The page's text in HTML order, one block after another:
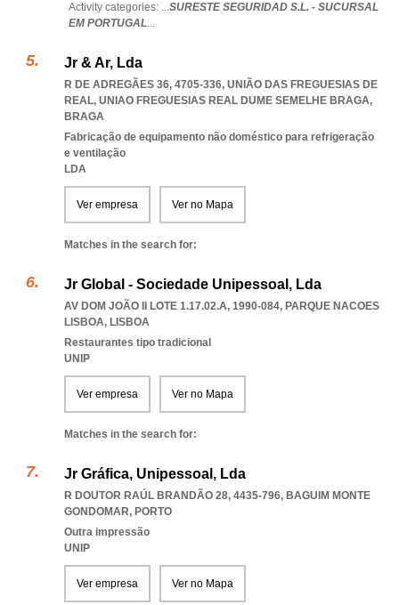
Activity categories: ...SURESTE SEGURIDAD S.L. - SUCURSAL
EM PORTUGAL...
Jr & Ar, Lda
R DE ADREGÃES 36, 4705-336, UNIÃO DAS FREGUESIAS DE
REAL, UNIAO FREGUESIAS REAL DUME SEMELHE BRAGA,
BRAGA
Fabricação de equipamento não doméstico para refrigeração
e ventilação
LDA
Ver empresa Ver no Mapa
Matches in the search for:
Jr Global - Sociedade Unipessoal, Lda
AV DOM JOÃO II LOTE 1.17.02.A, 1990-084, PARQUE NACOES
LISBOA, LISBOA
Restaurantes tipo tradicional
UNIP
Ver empresa Ver no Mapa
Matches in the search for:
Jr Gráfica, Unipessoal, Lda
R DOUTOR RAÚL BRANDÃO 28, 4435-796, BAGUIM MONTE
GONDOMAR, PORTO
Outra impressão
UNIP
Ver empresa Ver no Mapa